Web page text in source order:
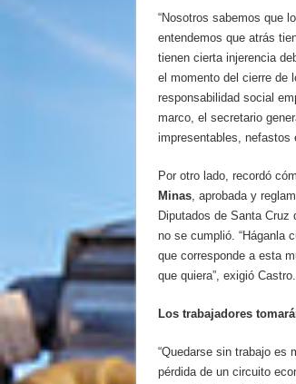
“Nosotros sabemos que
entendemos que atrás
tienen cierta injerencia
el momento del cierre de
responsabilidad social
marco, el secretario
impresentables, nefastos
Por otro lado, recordó
Minas, aprobada y
Diputados de Santa Cruz
no se cumplió. “Háganla
que corresponde a esta
que quiera”, exigió Castro.
Los trabajadores
“Quedarse sin trabajo es
pérdida de un circuito